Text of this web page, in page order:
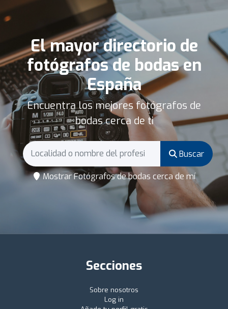
El mayor directorio de
fotógrafos de bodas en
España
Encuentra los mejores fotógrafos de
bodas cerca de ti
Buscar
Mostrar Fotógrafos de bodas cerca de mí
Secciones
Sobre nosotros
Log in